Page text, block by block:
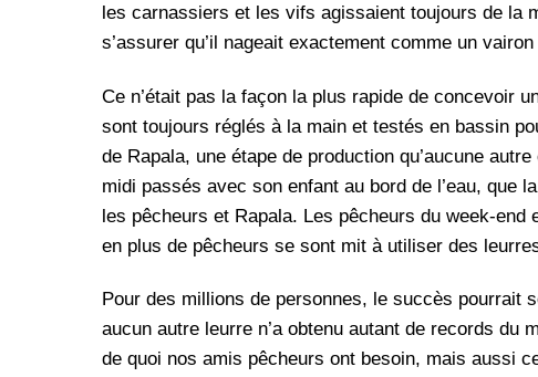
les carnassiers et les vifs agissaient toujours de la
s’assurer qu’il nageait exactement comme un
Ce n’était pas la façon la plus rapide de concevoir
sont toujours réglés à la main et testés en bassin
de Rapala, une étape de production qu’aucune
midi passés avec son enfant au bord de l’eau, que
les pêcheurs et Rapala. Les pêcheurs du week-
en plus de pêcheurs se sont mit à utiliser des
Pour des millions de personnes, le succès pourrait
aucun autre leurre n’a obtenu autant de records
de quoi nos amis pêcheurs ont besoin, mais aussi